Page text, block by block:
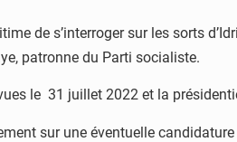
de s’interroger sur les sorts
patronne du Parti socialiste.
le 31 juillet 2022 et la
sur une éventuelle